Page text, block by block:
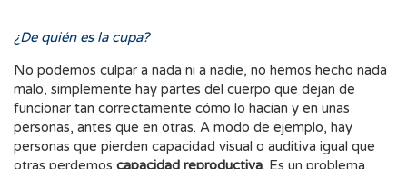
¿De quién es la cupa?
No podemos culpar a nada ni a nadie, no hemos hecho nada
malo, simplemente hay partes del cuerpo que dejan de
funcionar tan correctamente cómo lo hacían y en unas
personas, antes que en otras. A modo de ejemplo, hay
personas que pierden capacidad visual o auditiva igual que
otras perdemos capacidad reproductiva. Es un problema